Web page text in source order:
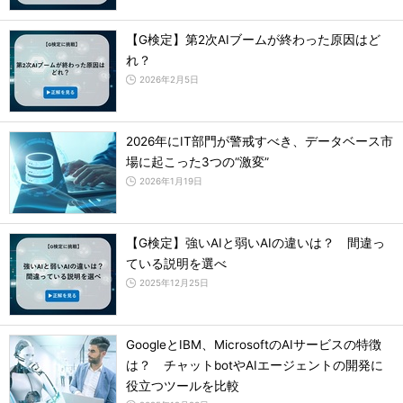
【G検定】第2次AIブームが終わった原因はど
れ？
2026年2月5日
2026年にIT部門が警戒すべき、データベース市
場に起こった3つの“激変”
2026年1月19日
【G検定】強いAIと弱いAIの違いは？ 間違っ
ている説明を選べ
2025年12月25日
GoogleとIBM、MicrosoftのAIサービスの特徴
は？ チャットbotやAIエージェントの開発に
役立つツールを比較